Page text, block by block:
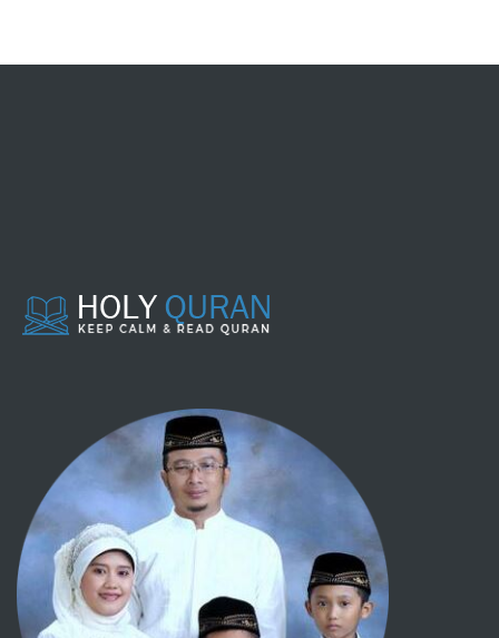
Talaq
Makanan
Aqiqah
Penyembelihan dan perburuan
Kurban
Minuman